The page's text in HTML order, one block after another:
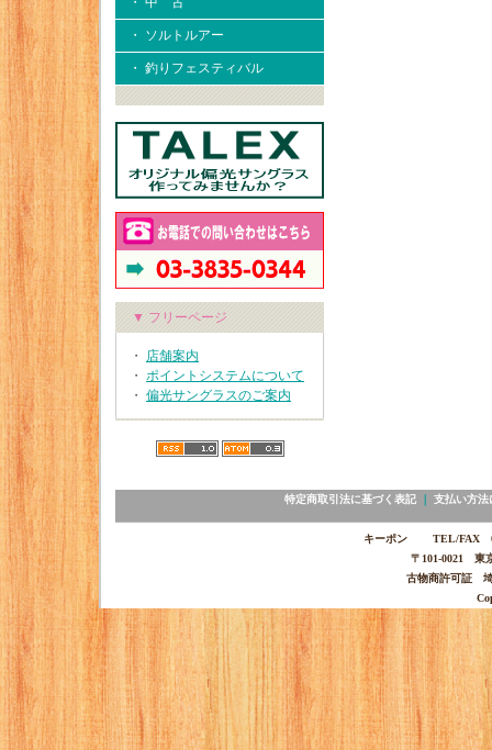
・ ソルトルアー
・ 釣りフェスティバル
▼ フリーページ
・ 店舗案内
・ ポイントシステムについて
・ 偏光サングラスのご案内
特定商取引法に基づく表記｜ 支払い方法
キーポン TEL/FAX
〒101-0021 東
古物商許可証